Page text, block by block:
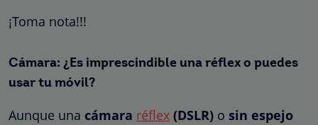
¡Toma nota!!!
Cámara: ¿Es imprescindible una réflex o puedes
usar tu móvil?
Aunque una cámara réflex (DSLR) o sin espejo